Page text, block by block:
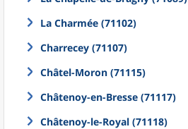
La Charmée (71102)
Charrecey (71107)
Châtel-Moron (71115)
Châtenoy-en-Bresse (71117)
Châtenoy-le-Royal (71118)